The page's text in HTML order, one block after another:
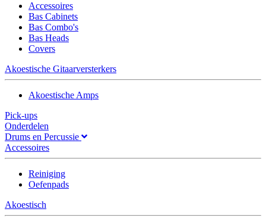
Accessoires
Bas Cabinets
Bas Combo's
Bas Heads
Covers
Akoestische Gitaarversterkers
Akoestische Amps
Pick-ups
Onderdelen
Drums en Percussie
Accessoires
Reiniging
Oefenpads
Akoestisch